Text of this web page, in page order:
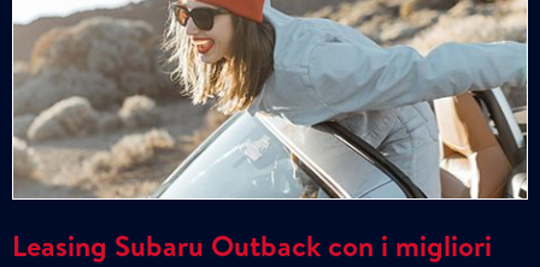
Leasing Subaru Outback con i migliori